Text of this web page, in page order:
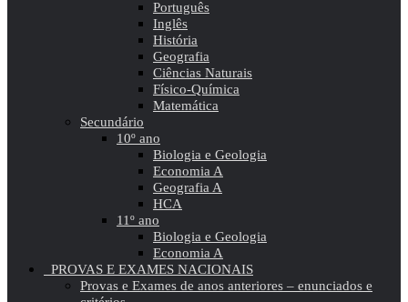
Português
Inglês
História
Geografia
Ciências Naturais
Físico-Química
Matemática
Secundário
10º ano
Biologia e Geologia
Economia A
Geografia A
HCA
11º ano
Biologia e Geologia
Economia A
PROVAS E EXAMES NACIONAIS
Provas e Exames de anos anteriores – enunciados e